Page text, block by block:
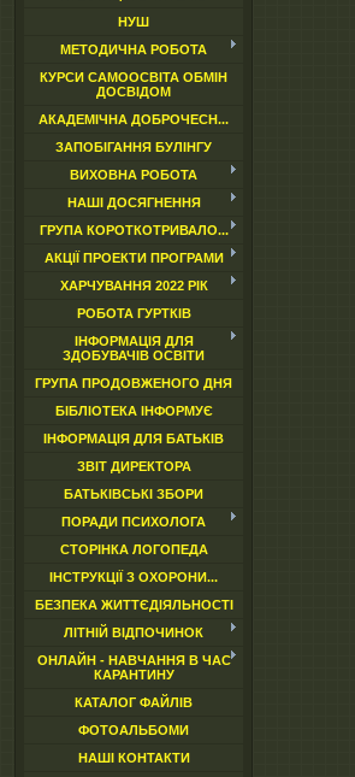
НУШ
МЕТОДИЧНА РОБОТА
КУРСИ САМООСВІТА ОБМІН
ДОСВІДОМ
АКАДЕМІЧНА ДОБРОЧЕСН...
ЗАПОБІГАННЯ БУЛІНГУ
ВИХОВНА РОБОТА
НАШІ ДОСЯГНЕННЯ
ГРУПА КОРОТКОТРИВАЛО...
АКЦІЇ ПРОЕКТИ ПРОГРАМИ
ХАРЧУВАННЯ 2022 РІК
РОБОТА ГУРТКІВ
ІНФОРМАЦІЯ ДЛЯ
ЗДОБУВАЧІВ ОСВІТИ
ГРУПА ПРОДОВЖЕНОГО ДНЯ
БІБЛІОТЕКА ІНФОРМУЄ
ІНФОРМАЦІЯ ДЛЯ БАТЬКІВ
ЗВІТ ДИРЕКТОРА
БАТЬКІВСЬКІ ЗБОРИ
ПОРАДИ ПСИХОЛОГА
СТОРІНКА ЛОГОПЕДА
ІНСТРУКЦІЇ З ОХОРОНИ...
БЕЗПЕКА ЖИТТЄДІЯЛЬНОСТІ
ЛІТНІЙ ВІДПОЧИНОК
ОНЛАЙН - НАВЧАННЯ В ЧАС
КАРАНТИНУ
КАТАЛОГ ФАЙЛІВ
ФОТОАЛЬБОМИ
НАШІ КОНТАКТИ